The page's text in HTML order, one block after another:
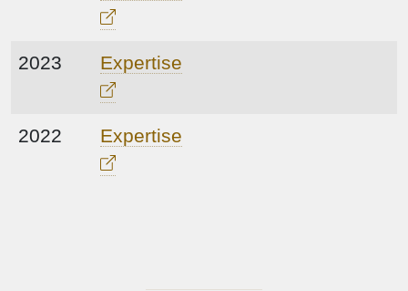
2023 Expertise
2022 Expertise